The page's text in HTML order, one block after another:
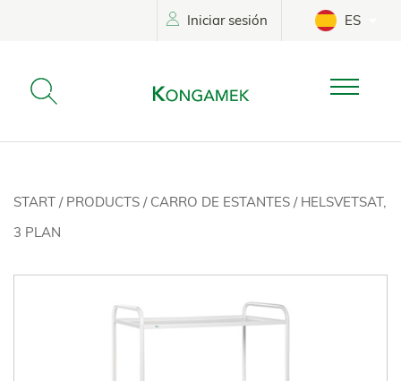
Iniciar sesión ES
START / PRODUCTS / CARRO DE ESTANTES / HELSVETSAT,
3 PLAN